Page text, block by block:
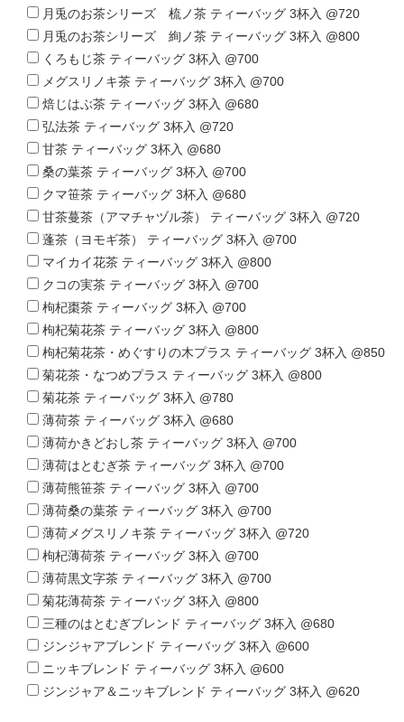
月兎のお茶シリーズ 梳ノ茶 ティーバッグ 3杯入 @720
月兎のお茶シリーズ 絢ノ茶 ティーバッグ 3杯入 @800
くろもじ茶 ティーバッグ 3杯入 @700
メグスリノキ茶 ティーバッグ 3杯入 @700
焙じはぶ茶 ティーバッグ 3杯入 @680
弘法茶 ティーバッグ 3杯入 @720
甘茶 ティーバッグ 3杯入 @680
桑の葉茶 ティーバッグ 3杯入 @700
クマ笹茶 ティーバッグ 3杯入 @680
甘茶蔓茶（アマチャヅル茶） ティーバッグ 3杯入 @720
蓬茶（ヨモギ茶） ティーバッグ 3杯入 @700
マイカイ花茶 ティーバッグ 3杯入 @800
クコの実茶 ティーバッグ 3杯入 @700
枸杞棗茶 ティーバッグ 3杯入 @700
枸杞菊花茶 ティーバッグ 3杯入 @800
枸杞菊花茶・めぐすりの木プラス ティーバッグ 3杯入 @850
菊花茶・なつめプラス ティーバッグ 3杯入 @800
菊花茶 ティーバッグ 3杯入 @780
薄荷茶 ティーバッグ 3杯入 @680
薄荷かきどおし茶 ティーバッグ 3杯入 @700
薄荷はとむぎ茶 ティーバッグ 3杯入 @700
薄荷熊笹茶 ティーバッグ 3杯入 @700
薄荷桑の葉茶 ティーバッグ 3杯入 @700
薄荷メグスリノキ茶 ティーバッグ 3杯入 @720
枸杞薄荷茶 ティーバッグ 3杯入 @700
薄荷黒文字茶 ティーバッグ 3杯入 @700
菊花薄荷茶 ティーバッグ 3杯入 @800
三種のはとむぎブレンド ティーバッグ 3杯入 @680
ジンジャアブレンド ティーバッグ 3杯入 @600
ニッキブレンド ティーバッグ 3杯入 @600
ジンジャア＆ニッキブレンド ティーバッグ 3杯入 @620